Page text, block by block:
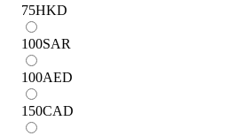
75HKD
100SAR
100AED
150CAD